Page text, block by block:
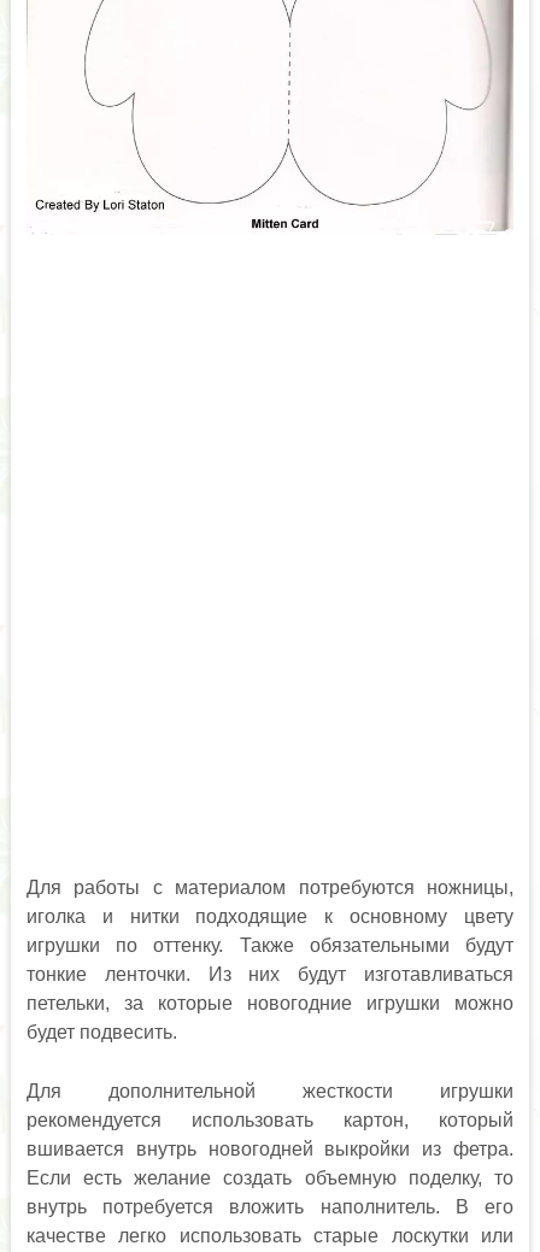
Для работы с материалом потребуются ножницы,
иголка и нитки подходящие к основному цвету
игрушки по оттенку. Также обязательными будут
тонкие ленточки. Из них будут изготавливаться
петельки, за которые новогодние игрушки можно
будет подвесить.
Для дополнительной жесткости игрушки
рекомендуется использовать картон, который
вшивается внутрь новогодней выкройки из фетра.
Если есть желание создать объемную поделку, то
внутрь потребуется вложить наполнитель. В его
качестве легко использовать старые лоскутки или